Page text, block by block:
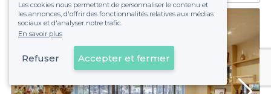
Voir sur la carte
Les cookies nous permettent de personnaliser le contenu et
les annonces, d'offrir des fonctionnalités relatives aux médias
sociaux et d'analyser notre trafic.
En savoir plus
Refuser Accepter et fermer